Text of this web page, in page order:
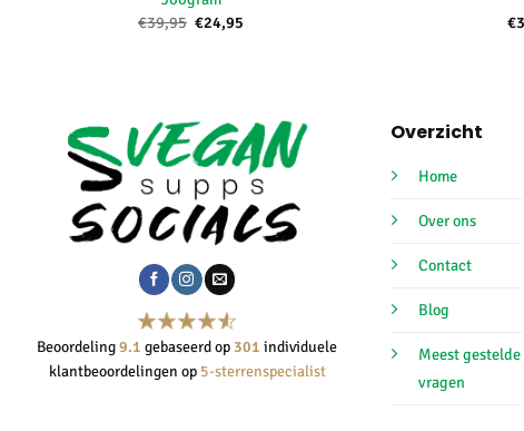
€39,95 Oorspronkelijke
prijs
€24,95 €
Beoordeling9.1 gebaseerd op 301 individuele
klantbeoordelingen op 5-sterrenspecialist
Overzicht
Home
Over ons
Contact
Blog
Meest gestelde
vragen